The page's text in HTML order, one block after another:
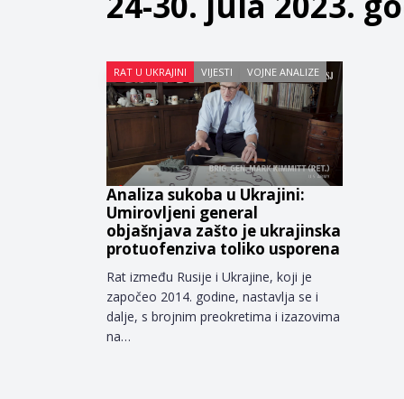
RAT U UKRAJINI VIJESTI VOJNE ANALIZE
Analiza sukoba u Ukrajini:
Umirovljeni general
objašnjava zašto je ukrajinska
protuofenziva toliko usporena
Rat između Rusije i Ukrajine, koji je
započeo 2014. godine, nastavlja se i
dalje, s brojnim preokretima i izazovima
na…